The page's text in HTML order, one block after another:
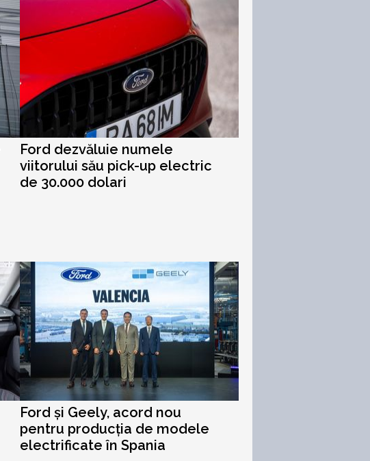
Ford dezvăluie numele
viitorului său pick-up electric
de 30.000 dolari
Ford și Geely, acord nou
pentru producția de modele
electrificate în Spania